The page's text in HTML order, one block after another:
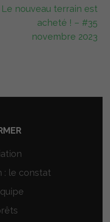
Le nouveau terrain est
acheté ! – #35
novembre 2023
: le constat